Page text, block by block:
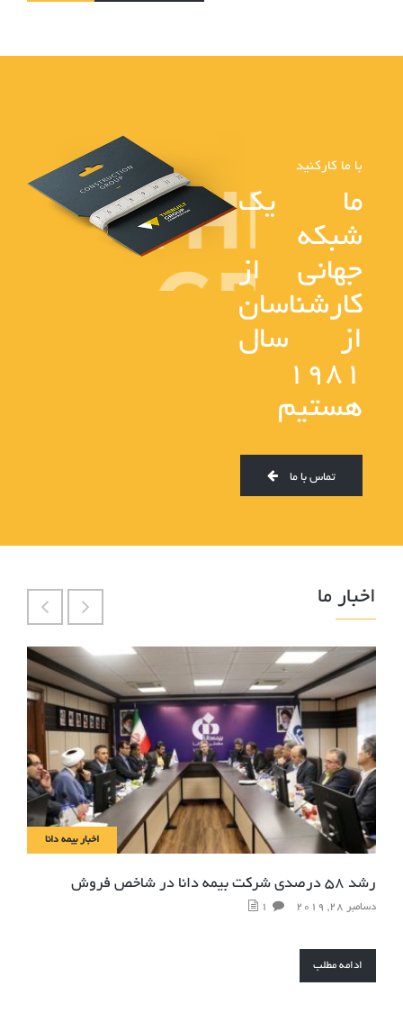
با ما کارکنید
ما یک
شبکه
جهانی از
کارشناسان
از سال
1981
هستیم
تماس با ما
اخبار ما
اخبار بیمه دانا
رشد ۵۸ درصدی شرکت بیمه دانا در شاخص فروش
دسامبر 28, 2019 1
ادامه مطلب